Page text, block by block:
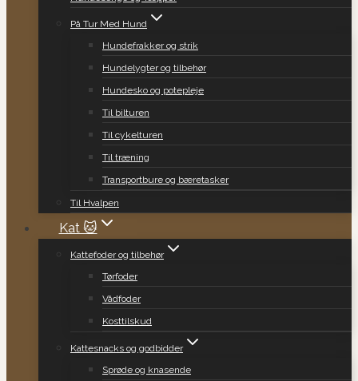
På Tur Med Hund
Hundefrakker og strik
Hundelygter og tilbehør
Hundesko og potepleje
Til bilturen
Til cykelturen
Til træning
Transportbure og bæretasker
Til Hvalpen
Kat 🐱
Kattefoder og tilbehør
Tørfoder
Vådfoder
Kosttilskud
Kattesnacks og godbidder
Sprøde og knasende